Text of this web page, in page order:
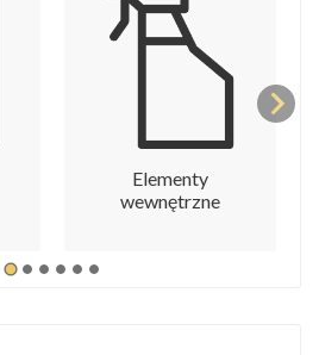
Elementy
wewnętrzne